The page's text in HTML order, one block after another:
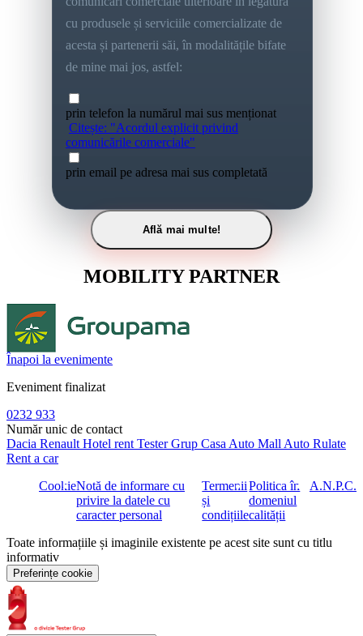
cu produsele și serviciile comercializate de
acesta și partenerii săi, în modalitățile bifate
de mine mai jos, astfel:
prin telefon la numărul mai sus menționat
Citește: "Acordul explicit privind
comunicările comerciale"
prin email pe adresa mai sus completată
Află mai multe!
MOBILITY PARTNER
Înapoi la evenimente
Eveniment finalizat
0232 933
Număr unic de contact
Dacia Renault Hotel rent Tester Grup Casa Auto Mall Auto Rulate
Rent a car
CookieNotă de informare cu
privire la datele cu
caracter personal
Termenii
și
condițiile
Politica în
domeniul
calității
A.N.P.C.
Toate informațiile și imaginile existente pe acest site sunt cu titlu
informativ
Preferințe cookie